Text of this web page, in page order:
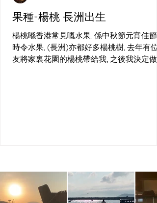
果種-楊桃 長洲出生
楊桃喺香港常見嘅水果, 係中秋節元宵佳節
時令水果, (長洲)亦都好多楊桃樹, 去年有位
友將家裏花園的楊桃帶給我, 之後我決定做